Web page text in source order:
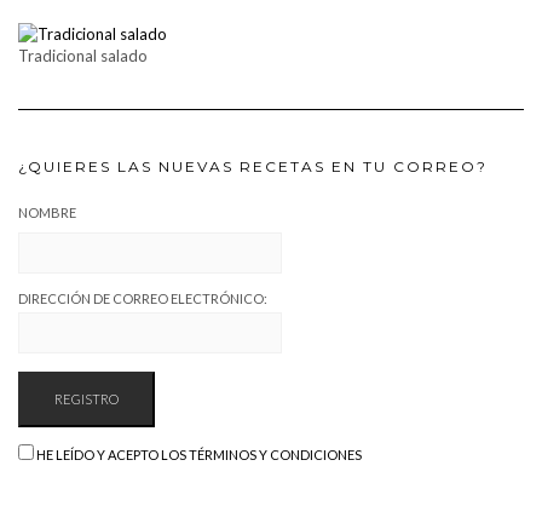
Tradicional salado
¿QUIERES LAS NUEVAS RECETAS EN TU CORREO?
NOMBRE
DIRECCIÓN DE CORREO ELECTRÓNICO:
HE LEÍDO Y ACEPTO LOS TÉRMINOS Y CONDICIONES